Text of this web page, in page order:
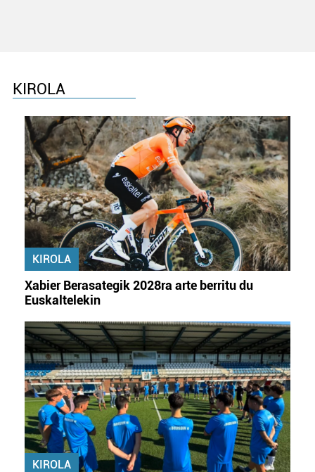
KIROLA
KIROLA
Xabier Berasategik 2028ra arte berritu du
Euskaltelekin
KIROLA